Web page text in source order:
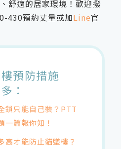
舒適的居家環境！歡迎撥
430預約丈量或加Line官
預防措施
：
鎖只能自己裝？PTT
一篇報你知！
高才能防止貓墜樓？